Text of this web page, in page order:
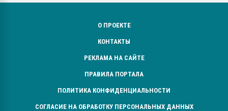
О ПРОЕКТЕ
КОНТАКТЫ
РЕКЛАМА НА САЙТЕ
ПРАВИЛА ПОРТАЛА
ПОЛИТИКА КОНФИДЕНЦИАЛЬНОСТИ
СОГЛАСИЕ НА ОБРАБОТКУ ПЕРСОНАЛЬНЫХ ДАННЫХ